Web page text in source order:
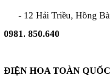
- 12 Hải Triều, Hồng
0981. 850.640
ĐIỆN HOA TOÀN QUỐC